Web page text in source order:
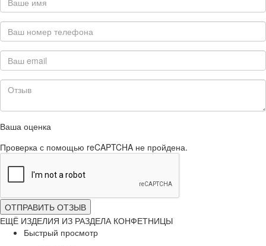
Ваша оценка
Проверка с помощью reCAPTCHA не пройдена.
ОТПРАВИТЬ ОТЗЫВ
ЕЩЁ ИЗДЕЛИЯ ИЗ РАЗДЕЛА КОНФЕТНИЦЫ
Быстрый просмотр